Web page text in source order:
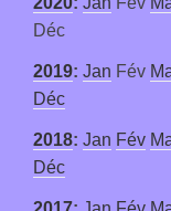
Déc
2019: Jan Fév
Déc
2018: Jan Fév
Déc